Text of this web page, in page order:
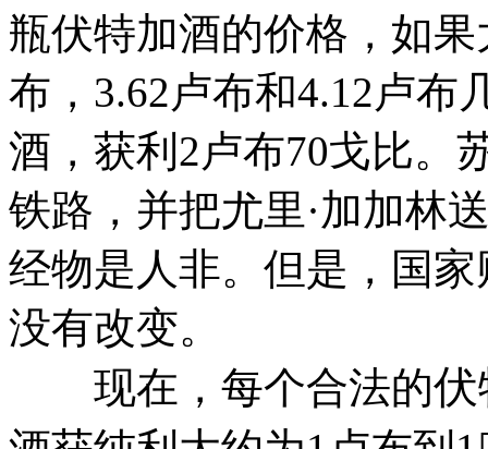
瓶伏特加酒的价格，如
布，3.62卢布和4.12卢布
酒，获利2卢布70戈比。
铁路，并把尤里·加加林
经物是人非。但是，国
没有改变。
现在，每个合法的